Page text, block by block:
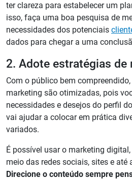
ter clareza para estabelecer um
isso, faça uma boa pesquisa de
necessidades dos potenciais
dados para chegar a uma
2. Adote estratégias de
Com o público bem
marketing são otimizadas, pois
necessidades e desejos do perfil
vai ajudar a colocar em prática
variados.
É possível usar o marketing
meio das redes sociais, sites e até
Direcione o conteúdo sempre